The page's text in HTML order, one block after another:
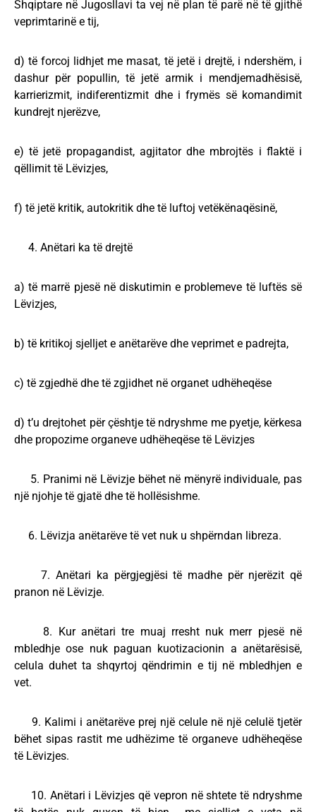
Shqiptare në Jugosllavi ta vej në plan të parë në të gjithë
veprimtarinë e tij,
d) të forcoj lidhjet me masat, të jetë i drejtë, i ndershëm, i
dashur për popullin, të jetë armik i mendjemadhësisë,
karrierizmit, indiferentizmit dhe i frymës së komandimit
kundrejt njerëzve,
e) të jetë propagandist, agjitator dhe mbrojtës i flaktë i
qëllimit të Lëvizjes,
f) të jetë kritik, autokritik dhe të luftoj vetëkënaqësinë,
4. Anëtari ka të drejtë
a) të marrë pjesë në diskutimin e problemeve të luftës së
Lëvizjes,
b) të kritikoj sjelljet e anëtarëve dhe veprimet e padrejta,
c) të zgjedhë dhe të zgjidhet në organet udhëheqëse
d) t’u drejtohet për çështje të ndryshme me pyetje, kërkesa
dhe propozime organeve udhëheqëse të Lëvizjes
5. Pranimi në Lëvizje bëhet në mënyrë individuale, pas
një njohje të gjatë dhe të hollësishme.
6. Lëvizja anëtarëve të vet nuk u shpërndan libreza.
7. Anëtari ka përgjegjësi të madhe për njerëzit që
pranon në Lëvizje.
8. Kur anëtari tre muaj rresht nuk merr pjesë në
mbledhje ose nuk paguan kuotizacionin a anëtarësisë,
celula duhet ta shqyrtoj qëndrimin e tij në mbledhjen e
vet.
9. Kalimi i anëtarëve prej një celule në një celulë tjetër
bëhet sipas rastit me udhëzime të organeve udhëheqëse
të Lëvizjes.
10. Anëtari i Lëvizjes që vepron në shtete të ndryshme